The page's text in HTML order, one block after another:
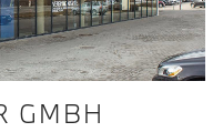
GMBH